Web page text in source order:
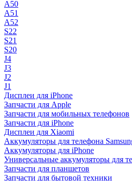
A50
A51
A52
S22
S21
S20
J4
J3
J2
J1
Дисплеи для iPhone
Запчасти для Apple
Запчасти для мобильных телефонов
Запчасти для iPhone
Дисплеи для Xiaomi
Аккумуляторы для телефона
Аккумуляторы для iPhone
Универсальные аккумуляторы для
Запчасти для планшетов
Запчасти для бытовой техники